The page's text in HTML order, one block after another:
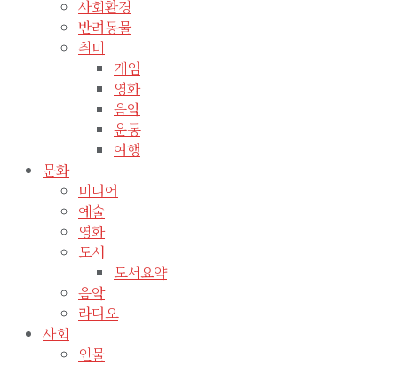
사회환경
반려동물
취미
게임
영화
음악
운동
여행
문화
미디어
예술
영화
도서
도서요약
음악
라디오
사회
인물